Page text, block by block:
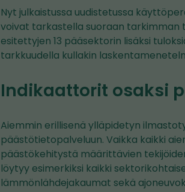
Nyt julkaistussa uudistetussa
voivat tarkastella suoraan tarkimman
esitettyjen 13 pääsektorin lisäksi
tarkkuudella kullakin
Indikaattorit osaksi
Aiemmin erillisenä ylläpidetyn
päästötietopalveluun. Vaikka kaikki
päästökehitystä määrittävien
löytyy esimerkiksi kaikki
lämmönlähdejakaumat sekä